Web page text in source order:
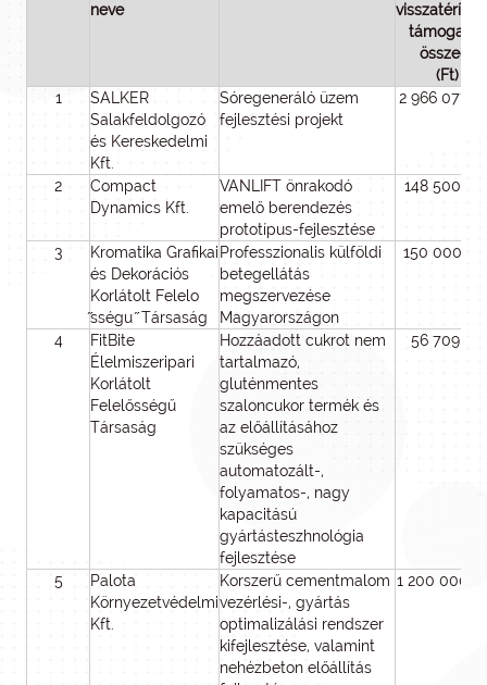
neve
összege
(Ft)
1
SALKER
Salakfeldolgozó
és Kereskedelmi
Kft.
Sóregeneráló üzem
fejlesztési projekt
2 966 077
2
Compact
Dynamics Kft.
VANLIFT önrakodó
emelő berendezés
prototípus-fejlesztése
148 500
3
Kromatika Grafikai
és Dekorációs
Korlátolt Felelo
̋sségu ̋ Társaság
Professzionalis külföldi
betegellátás
megszervezése
Magyarországon
150 000
4
FitBite
Élelmiszeripari
Korlátolt
Felelősségű
Társaság
Hozzáadott cukrot nem
tartalmazó,
gluténmentes
szaloncukor termék és
az előállításához
szükséges
automatozált-,
folyamatos-, nagy
kapacitású
gyártásteszhnológia
fejlesztése
56 709 315
5
Palota
Környezetvédelmi
Kft.
Korszerű cementmalom
vezérlési-, gyártás
optimalizálási rendszer
kifejlesztése, valamint
nehézbeton előállítás
1 200 000